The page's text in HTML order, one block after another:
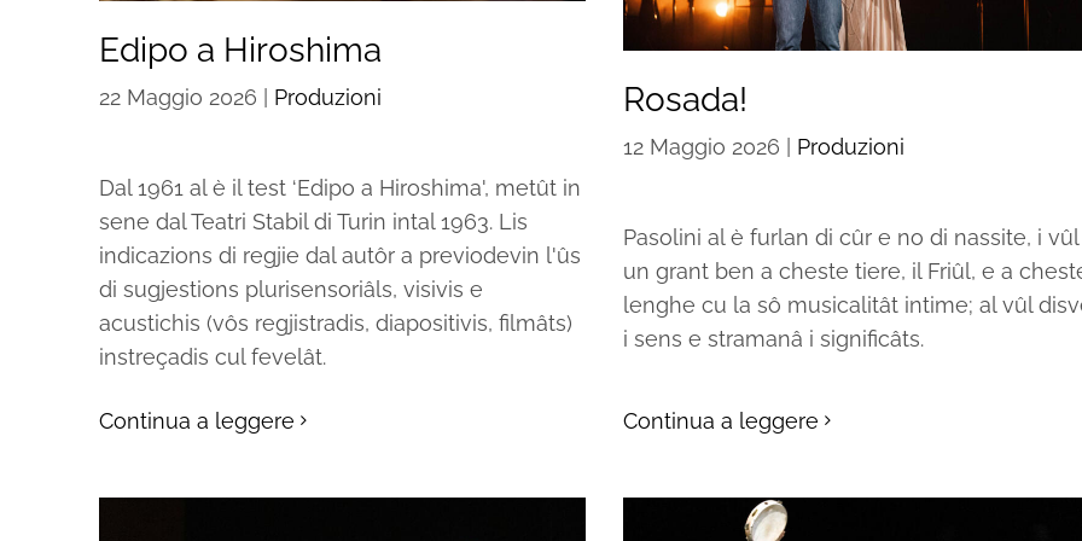
Edipo a Hiroshima
22 Maggio 2026 | Produzioni
Dal 1961 al è il test ‘Edipo a Hiroshima', metût in
sene dal Teatri Stabil di Turin intal 1963. Lis
indicazions di regjie dal autôr a previodevin l'ûs
di sugjestions plurisensoriâls, visivis e
acustichis (vôs regjistradis, diapositivis, filmâts)
instreçadis cul fevelât.
Continua a leggere
Rosada!
12 Maggio 2026 | Produzioni
Pasolini al è furlan di cûr e no di nassite, i vûl
un grant ben a cheste tiere, il Friûl, e a
lenghe cu la sô musicalitât intime; al vûl
i sens e stramanâ i significâts.
Continua a leggere